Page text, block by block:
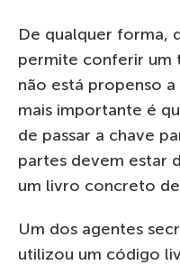
De qualquer forma,
permite conferir
não está propenso a
mais importante é
de passar a chave
partes devem estar
um livro concreto
Um dos agentes
utilizou um código